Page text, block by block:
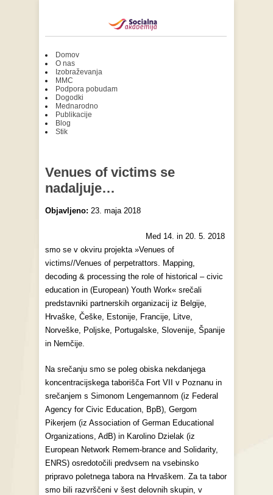
Domov
O nas
Izobraževanja
MMC
Podpora pobudam
Dogodki
Mednarodno
Publikacije
Blog
Stik
Venues of victims se
nadaljuje…
Objavljeno: 23. maja 2018
Med 14. in 20. 5. 2018
smo se v okviru projekta »Venues of
victims//Venues of perpetrattors. Mapping,
decoding & processing the role of historical – civic
education in (European) Youth Work« srečali
predstavniki partnerskih organizacij iz Belgije,
Hrvaške, Češke, Estonije, Francije, Litve,
Norveške, Poljske, Portugalske, Slovenije, Španije
in Nemčije.
Na srečanju smo se poleg obiska nekdanjega
koncentracijskega taborišča Fort VII v Poznanu in
srečanjem s Simonom Lengemannom (iz Federal
Agency for Civic Education, BpB), Gergom
Pikerjem (iz Association of German Educational
Organizations, AdB) in Karolino Dzielak (iz
European Network Remem-brance and Solidarity,
ENRS) osredotočili predvsem na vsebinsko
pripravo poletnega tabora na Hrvaškem. Za ta tabor
smo bili razvrščeni v šest delovnih skupin, v